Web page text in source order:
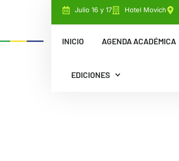
Julio 16 y 17 Hotel Movich
INICIO AGENDA ACADÉMICA
EDICIONES